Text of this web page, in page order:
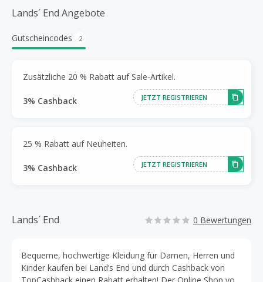
Lands´ End Angebote
Gutscheincodes 2
Zusätzliche 20 % Rabatt auf Sale-Artikel.
3% Cashback JETZT REGISTRIEREN
25 % Rabatt auf Neuheiten.
3% Cashback JETZT REGISTRIEREN
Lands´ End 0 Bewertungen
Bequeme, hochwertige Kleidung für Damen, Herren und
Kinder kaufen bei Land’s End und durch Cashback von